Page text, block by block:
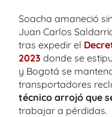
Soacha amaneció
Juan Carlos
tras expedir el
2023 donde se
y Bogotá se
transportadores
técnico arrojó que
trabajar a pérdidas.